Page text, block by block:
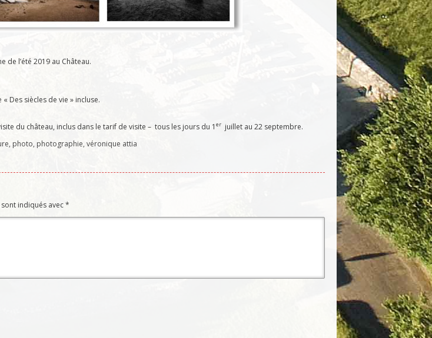
de l’été 2019 au Château.
Des siècles de vie » incluse.
du château, inclus dans le tarif de visite – tous les jours du 1 er juillet au 22 septembre.
, photo, photographie, véronique attia
indiqués avec*